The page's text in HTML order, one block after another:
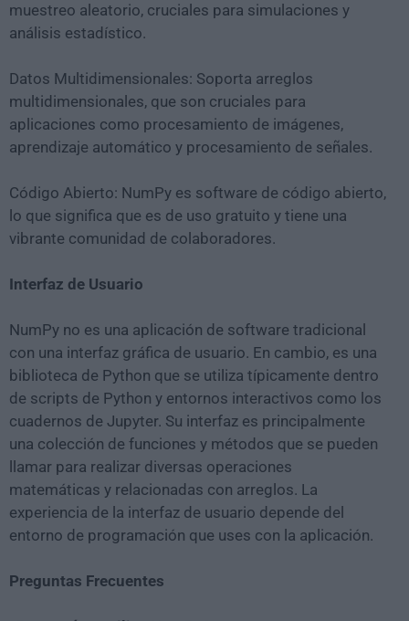
muestreo aleatorio, cruciales para simulaciones y
análisis estadístico.
Datos Multidimensionales: Soporta arreglos
multidimensionales, que son cruciales para
aplicaciones como procesamiento de imágenes,
aprendizaje automático y procesamiento de señales.
Código Abierto: NumPy es software de código abierto,
lo que significa que es de uso gratuito y tiene una
vibrante comunidad de colaboradores.
Interfaz de Usuario
NumPy no es una aplicación de software tradicional
con una interfaz gráfica de usuario. En cambio, es una
biblioteca de Python que se utiliza típicamente dentro
de scripts de Python y entornos interactivos como los
cuadernos de Jupyter. Su interfaz es principalmente
una colección de funciones y métodos que se pueden
llamar para realizar diversas operaciones
matemáticas y relacionadas con arreglos. La
experiencia de la interfaz de usuario depende del
entorno de programación que uses con la aplicación.
Preguntas Frecuentes